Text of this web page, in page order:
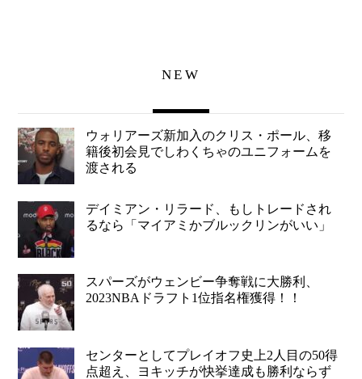
NEW
ウォリアーズ新加入のクリス・ポール、移
籍後初会見でしわくちゃのユニフォームを
渡される
デイミアン・リラード、もしトレードされ
るなら「マイアミかブルックリンがいい」
スパーズがウェンビー争奪戦に大勝利、
2023NBAドラフト1位指名権獲得！！
センターとしてプレイオフ史上2人目の50得
点超え、ヨキッチが快挙達成も勝利ならず